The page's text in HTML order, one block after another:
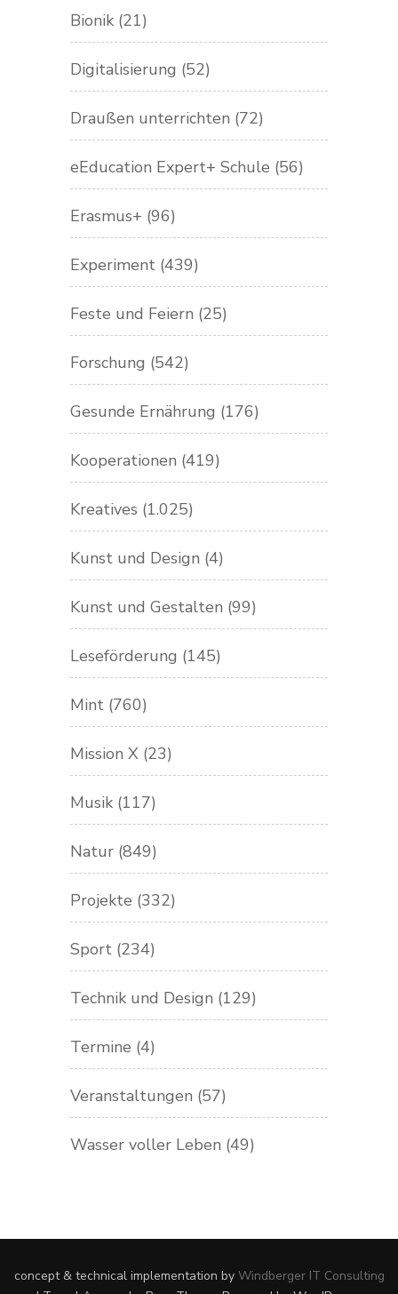
Bionik (21)
Digitalisierung (52)
Draußen unterrichten (72)
eEducation Expert+ Schule (56)
Erasmus+ (96)
Experiment (439)
Feste und Feiern (25)
Forschung (542)
Gesunde Ernährung (176)
Kooperationen (419)
Kreatives (1.025)
Kunst und Design (4)
Kunst und Gestalten (99)
Leseförderung (145)
Mint (760)
Mission X (23)
Musik (117)
Natur (849)
Projekte (332)
Sport (234)
Technik und Design (129)
Termine (4)
Veranstaltungen (57)
Wasser voller Leben (49)
concept & technical implementation by Windberger IT Consulting